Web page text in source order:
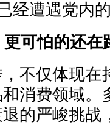
经遭遇党内
可怕的还在
不仅体现在
消费领域。
的严峻挑战